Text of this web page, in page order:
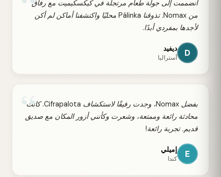
انضممت إلى جولة طعام مرتجلة في كيكسكيميت مع رفاق
من Nomax. تذوقنا Pálinka محليًا واكتشفنا أماكن لم أكن
لأجدها بمفردي أبدًا.
D ديفيد
أستراليا
“
بفضل Nomax، وجدت رفيقًا لاستكشاف Cifrapalota. كانت
محادثة رائعة وممتعة، وشعرت وكأنني أزور المكان مع صديق
قديم. تجربة رائعة!
E إميلي
كندا